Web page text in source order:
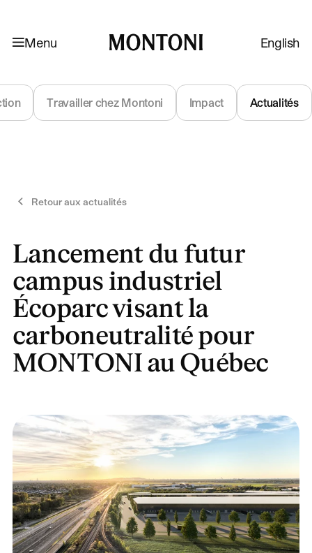
Menu English
Travailler chez Montoni Impact Actualités
Retour aux actualités
Lancement du futur
campus industriel
Écoparc visant la
carboneutralité pour
MONTONI au Québec